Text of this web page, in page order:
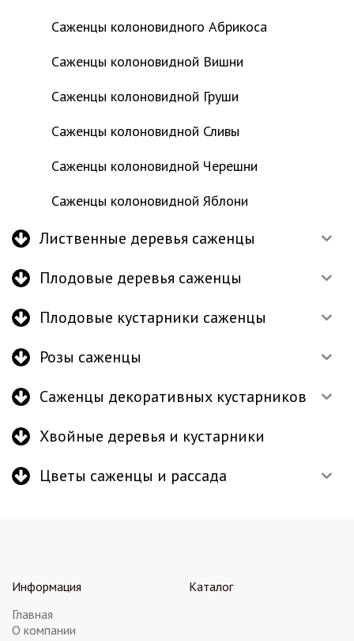
Саженцы колоновидного Абрикоса
Саженцы колоновидной Вишни
Саженцы колоновидной Груши
Саженцы колоновидной Сливы
Саженцы колоновидной Черешни
Саженцы колоновидной Яблони
Лиственные деревья саженцы
Плодовые деревья саженцы
Плодовые кустарники саженцы
Розы саженцы
Саженцы декоративных кустарников
Хвойные деревья и кустарники
Цветы саженцы и рассада
Информация
Главная
О компании
Каталог